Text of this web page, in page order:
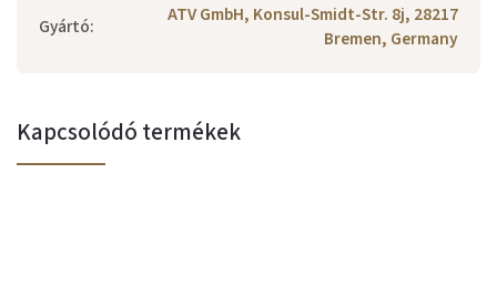
Gyártó:
ATV GmbH, Konsul-Smidt-Str. 8j, 28217
Bremen, Germany
Kapcsolódó termékek